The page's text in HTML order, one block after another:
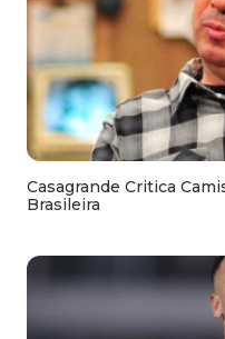
Casagrande Critica
Brasileira